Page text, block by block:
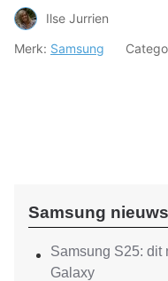
Ilse Jurrien
Merk: Samsung
Samsung nieuws
Samsung S25: dit
Galaxy